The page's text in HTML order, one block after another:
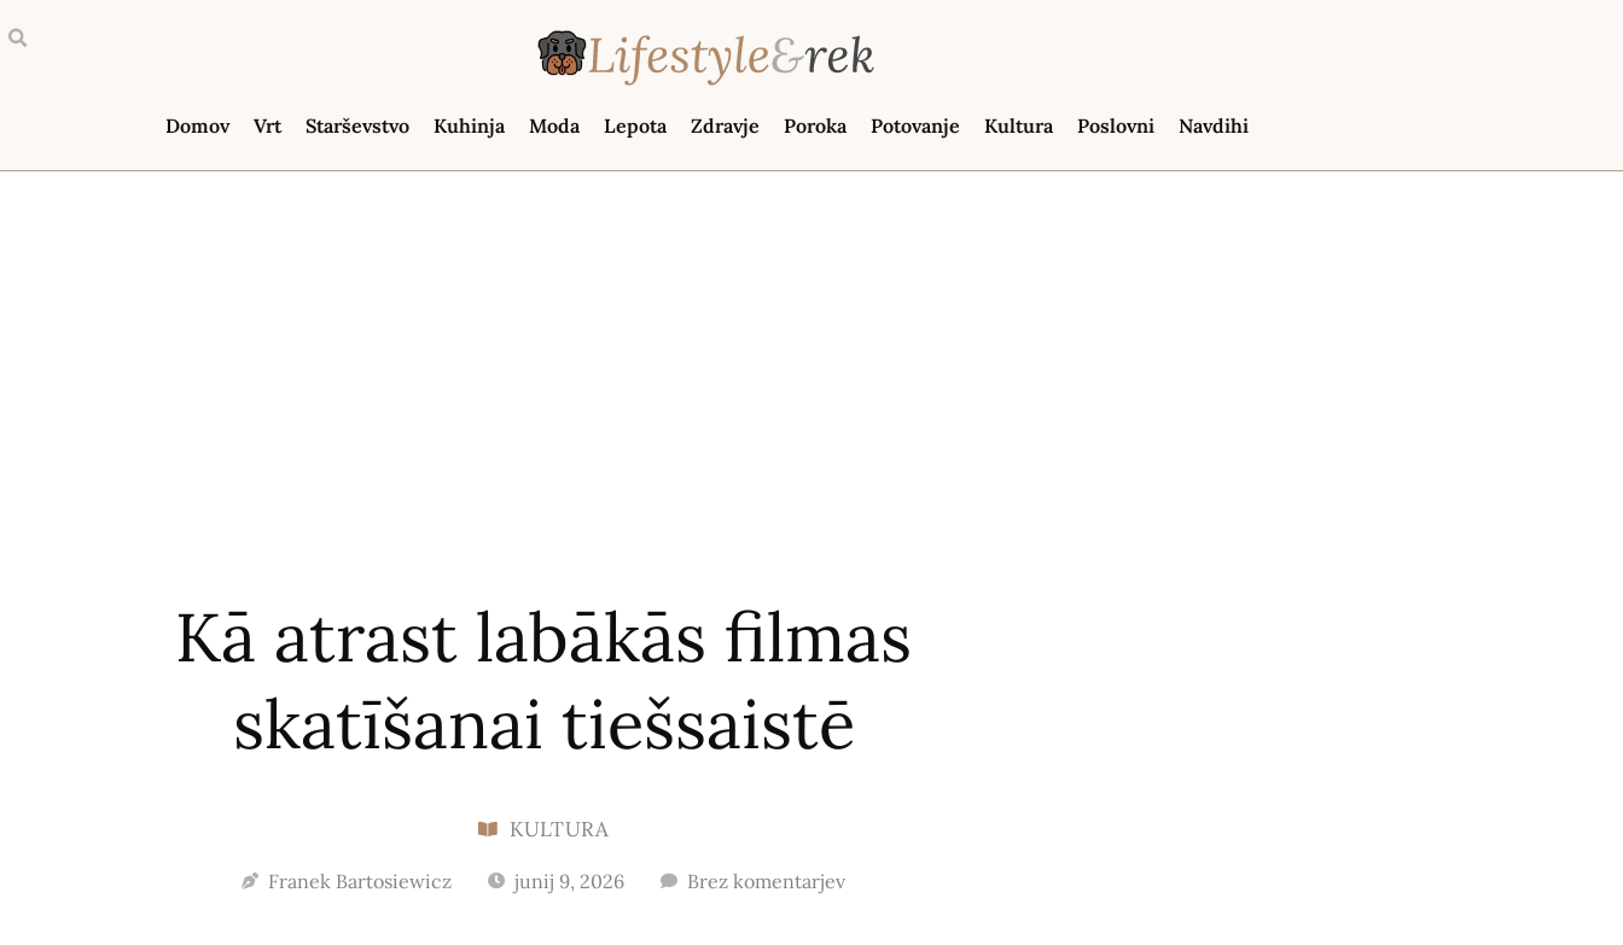
Domov Vrt Starševstvo Kuhinja Moda Lepota Zdravje Poroka Potovanje Kultura Poslovni Navdihi
Kā atrast labākās filmas
skatīšanai tiešsaistē
KULTURA
Franek Bartosiewicz junij 9, 2026 Brez komentarjev